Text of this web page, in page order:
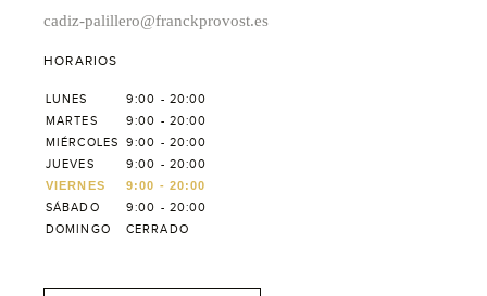
cadiz-palillero@franckprovost.es
HORARIOS
LUNES
9:00 - 20:00
MARTES
9:00 - 20:00
MIÉRCOLES
9:00 - 20:00
JUEVES
9:00 - 20:00
VIERNES
9:00 - 20:00
SÁBADO
9:00 - 20:00
DOMINGO
CERRADO